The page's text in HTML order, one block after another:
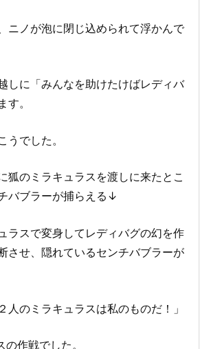
ニノが泡に閉じ込められて浮かんで
しに「みんなを助けたけばレディバ
す。
うでした。
狐のミラキュラスを渡しに来たとこ
バブラーが捕らえる↓
ラスで変身してレディバグの幻を作
させ、隠れているセンチバブラーが
人のミラキュラスは私のものだ！」
作戦でした。